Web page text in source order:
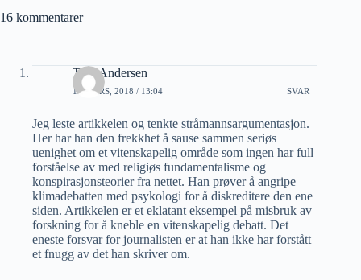
16 kommentarer
Tore Andersen
19 MARS, 2018 / 13:04 SVAR
Jeg leste artikkelen og tenkte stråmannsargumentasjon.
Her har han den frekkhet å sause sammen seriøs
uenighet om et vitenskapelig område som ingen har full
forståelse av med religiøs fundamentalisme og
konspirasjonsteorier fra nettet. Han prøver å angripe
klimadebatten med psykologi for å diskreditere den ene
siden. Artikkelen er et eklatant eksempel på misbruk av
forskning for å kneble en vitenskapelig debatt. Det
eneste forsvar for journalisten er at han ikke har forstått
et fnugg av det han skriver om.